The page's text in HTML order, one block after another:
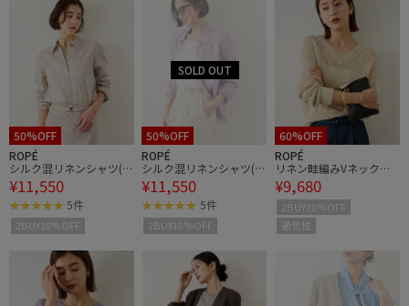
50%OFF
ROPÉ
シルク混リネンシャツ(無
地＆ストライプ)/イージ
ーケア・セットアップ対
応
¥11,550
5件
2BUY10%OFF
50%OFF
ROPÉ
シルク混リネンシャツ(無
地＆ストライプ)/イージ
ーケア・セットアップ対
応
¥11,550
5件
2BUY10%OFF
60%OFF
ROPÉ
リネン畦編みVネックニ
ット/イージーケア
¥9,680
2BUY10%OFF
通気性